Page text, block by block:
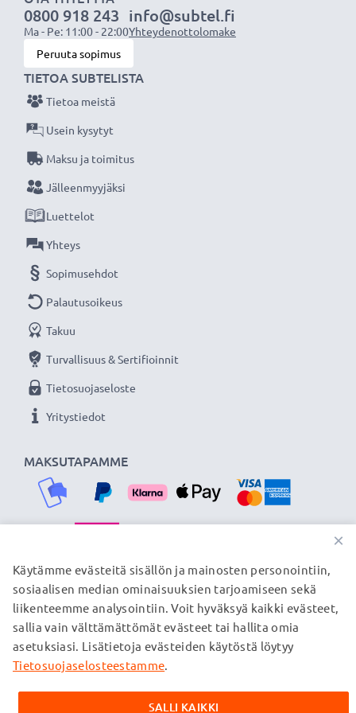
Kapasiteetti: 1000mAh
Jännite: 4x 1.2V
Teknologia: NiMH
Väri : Musta
CELLONIC® vaihtoakku on pitkäikäinen ja turvallinen,
laatua edulliseen hintaan.
★3 vuoden takuu
Olemme vuonna 2004 perustettu kansainvälinen
verkkokauppa, joka tarjoaa laadukkaita tuotteita, ja
siksi tarjoamme 36 kuukauden takuun!
0800 918 243
Ma - Pe: 11:00 - 22:00
info@subtel.fi
Yhteydenottolomake
Peruuta sopimus
MAKSUTAPAMME
TIETOA SUBTELISTA
Tietoa meistä
Usein kysytyt
Maksu ja toimitus
Jälleenmyyjäksi
Luettelot
Yhteys
Sopimusehdot
Palautusoikeus
Takuu
Turvallisuus & Sertifioinnit
Tietosuojaseloste
Yritystiedot
TOIMITUSKUMPPANIMME
© subtel.fi 2026
Kaikki hinnat sisältävät arvonlisäveron, mutta ei
toimituskuluja. Kaikki sivuillamme mainitut tavaramerkit ovat
verkkosivuillamme ainoastaan tuotteitamme koskevan
×
Käytämme evästeitä sisällön ja mainosten personointiin,
sosiaalisen median ominaisuuksien tarjoamiseen sekä
liikenteemme analysointiin. Voit hyväksyä kaikki evästeet,
sallia vain välttämättömät evästeet tai hallita omia
asetuksiasi. Lisätietoja evästeiden käytöstä löytyy
Tietosuojaselosteestamme.
SALLI KAIKKI